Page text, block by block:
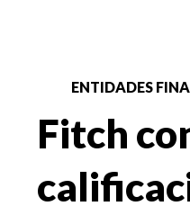
ENTIDADES
Fitch